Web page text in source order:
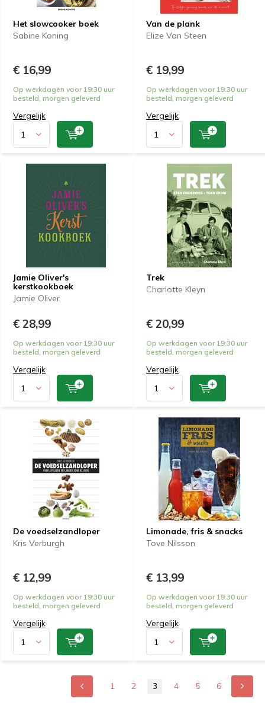
Het slowcooker boek
Sabine Koning
€ 16,99
Op werkdagen voor 19:30 uur
besteld, morgen geleverd
Vergelijk
Van de plank
Elize Van Steen
€ 19,99
Op werkdagen voor 19:30 uur
besteld, morgen geleverd
Vergelijk
Jamie Oliver's
kerstkookboek
Jamie Oliver
€ 28,99
Op werkdagen voor 19:30 uur
besteld, morgen geleverd
Vergelijk
Trek
Charlotte Kleyn
€ 20,99
Op werkdagen voor 19:30 uur
besteld, morgen geleverd
Vergelijk
De voedselzandloper
Kris Verburgh
€ 12,99
Op werkdagen voor 19:30 uur
besteld, morgen geleverd
Vergelijk
Limonade, fris & snacks
Tove Nilsson
€ 13,99
Op werkdagen voor 19:30 uur
besteld, morgen geleverd
Vergelijk
1 2 3 4 5 6